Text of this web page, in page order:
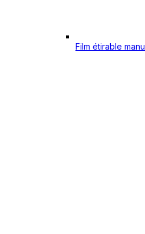
Film étirable